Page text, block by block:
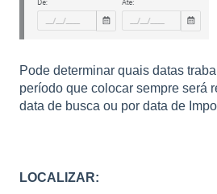
Pode determinar quais datas
período que colocar sempre será
data de busca ou por data de
LOCALIZAR: